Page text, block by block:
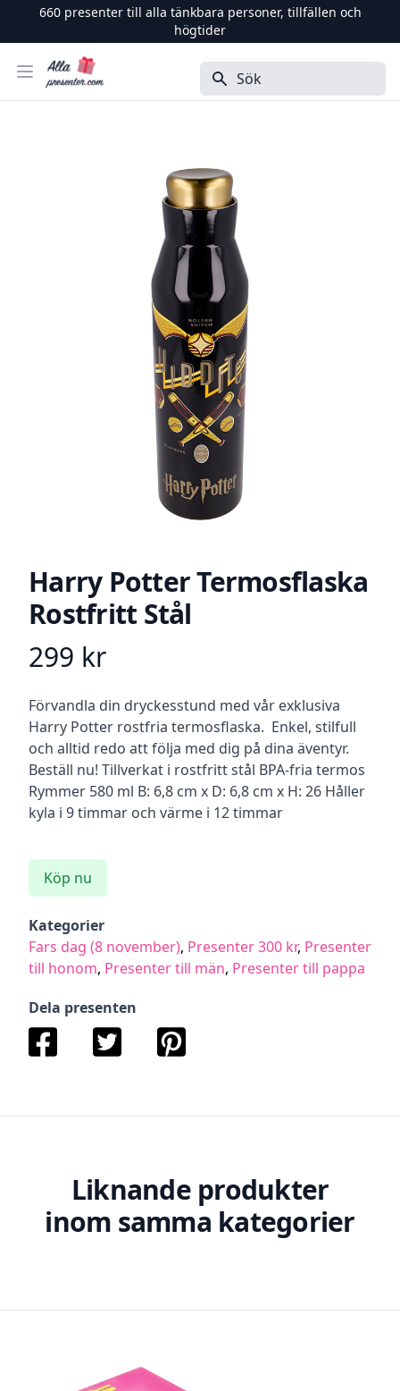
660presenter till alla tänkbara personer, tillfällen och
högtider
Öppna menyn
Alla Presenter Sök
Harry Potter Termosflaska
Rostfritt Stål
Product information
299 kr
Beskrivning
Förvandla din dryckesstund med vår exklusiva
Harry Potter rostfria termosflaska. Enkel, stilfull
och alltid redo att följa med dig på dina äventyr.
Beställ nu! Tillverkat i rostfritt stål BPA-fria termos
Rymmer 580 ml B: 6,8 cm x D: 6,8 cm x H: 26 Håller
kyla i 9 timmar och värme i 12 timmar
Köp nu
Kategorier
Fars dag (8 november), Presenter 300 kr, Presenter
till honom, Presenter till män, Presenter till pappa
Dela presenten
Liknande produkter
inom samma kategorier